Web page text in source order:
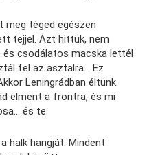
meg téged egészen
tejjel. Azt hittük, nem
és csodálatos macska lettél
fel az asztalra… Ez
Leningrádban éltünk.
elment a frontra, és mi
és te.
halk hangját. Mindent